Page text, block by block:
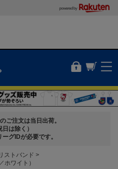
powered by
ご注文は当日出荷。
日は除く）
グIDが必要です。
ストバンド
ホワイト）